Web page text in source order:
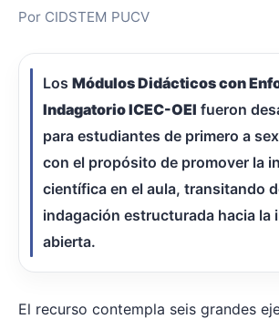
Por CIDSTEM PUCV
Los Módulos Didácticos con
Indagatorio ICEC-OEI fueron
para estudiantes de primero a
con el propósito de promover la
científica en el aula, transitando
indagación estructurada hacia la
abierta.
El recurso contempla seis grandes